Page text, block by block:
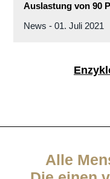
Auslastung von 90
News - 01. Juli 2021
Alle